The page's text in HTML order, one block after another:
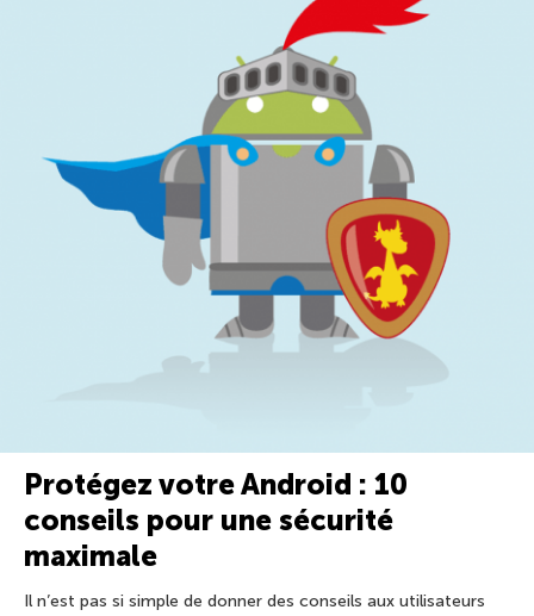
Protégez votre Android : 10
conseils pour une sécurité
maximale
Il n’est pas si simple de donner des conseils aux utilisateurs